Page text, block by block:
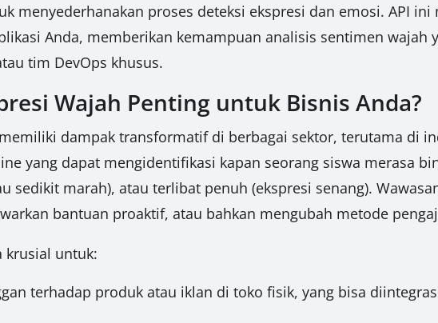
menyederhanakan proses deteksi ekspresi dan emosi. API
Anda, memberikan kemampuan analisis sentimen wajah
tim DevOps khusus.
Wajah Penting untuk Bisnis Anda?
dampak transformatif di berbagai sektor, terutama di
yang dapat mengidentifikasi kapan seorang siswa merasa
sedikit marah), atau terlibat penuh (ekspresi senang).
bantuan proaktif, atau bahkan mengubah metode
krusial untuk:
terhadap produk atau iklan di toko fisik, yang bisa